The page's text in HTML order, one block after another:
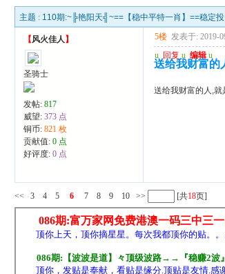
主题 : 110期:~╠艳阳天╣~==【稳中平特一肖】==稳定投
【风火佳人 】
圣骑士
发帖:817
威望:373 点
铜币:821 枚
贡献值:0 点
好评度:0 点
5楼 发表于: 2019-
u 回复 u 编辑 u
送给我财富的
送给我财富的人,
<< 3 4 5 6 7 8 9 10 >> [共18页]